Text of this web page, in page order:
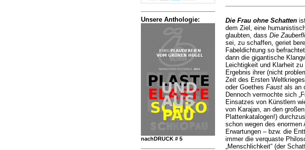
Unsere Anthologie:
nachDRUCK # 5
Die Frau ohne Schattenist
dem Ziel, eine
glaubten, dass Die
sei, zu schaffen, geriet
Fabeldichtung so
dann die gigantische
Leichtigkeit und Klarheit
Ergebnis ihrer (nicht
Zeit des Ersten
oder Goethes Faustals an
Dennoch vermochte sich
Einsatzes von Künstlern
von Karajan, an den
Plattenkatalogen!)
schon wegen des
Erwartungen – bzw. die
immer die verquaste
„Menschlichkeit“ (der